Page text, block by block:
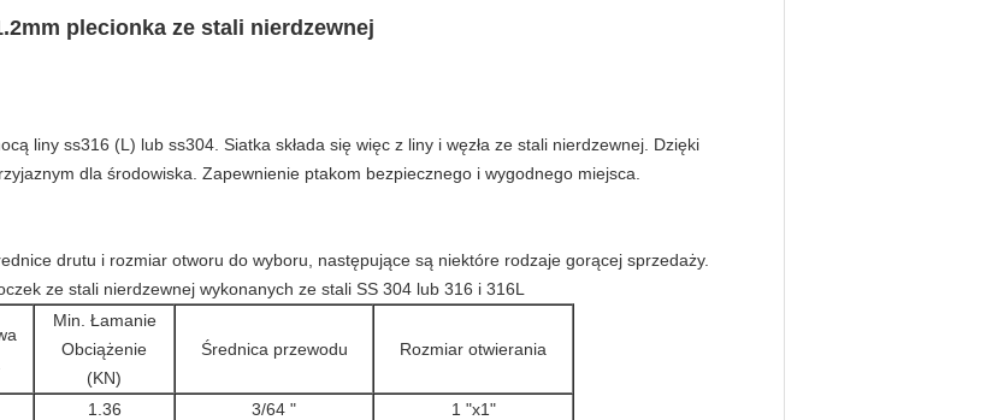
plecionka ze stali nierdzewnej
liny ss316 (L) lub ss304. Siatka składa się więc z liny i węzła ze stali nierdzewnej. Dzięki
dla środowiska. Zapewnienie ptakom bezpiecznego i wygodnego miejsca.
drutu i rozmiar otworu do wyboru, następujące są niektóre rodzaje gorącej sprzedaży.
ze stali nierdzewnej wykonanych ze stali SS 304 lub 316 i 316L
Min. Łamanie
Obciążenie
(KN)
Średnica przewodu Rozmiar otwierania
1.36 3/64 "
1 "x1"